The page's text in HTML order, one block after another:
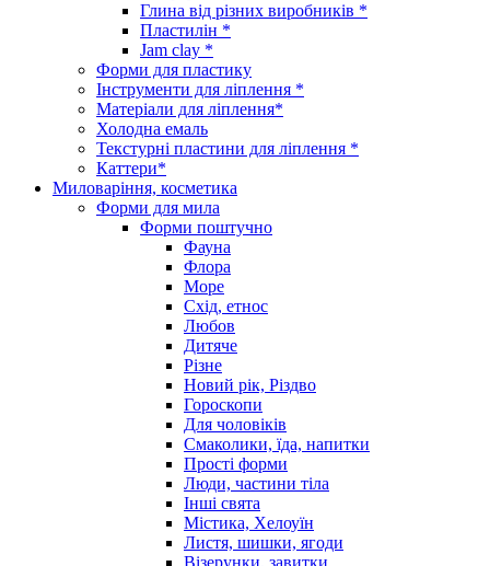
Глина від різних виробників *
Пластилін *
Jam clay *
Форми для пластику
Інструменти для ліплення *
Матеріали для ліплення*
Холодна емаль
Текстурні пластини для ліплення *
Каттери*
Миловаріння, косметика
Форми для мила
Форми поштучно
Фауна
Флора
Море
Схід, етнос
Любов
Дитяче
Різне
Новий рік, Різдво
Гороскопи
Для чоловіків
Смаколики, їда, напитки
Прості форми
Люди, частини тіла
Інші свята
Містика, Хелоуїн
Листя, шишки, ягоди
Візерунки, завитки